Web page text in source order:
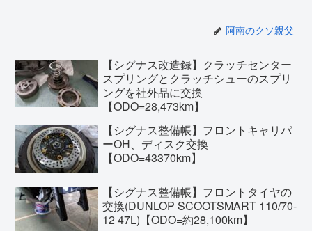
阿南のクソ親父
【シグナス改造録】クラッチセンター
スプリングとクラッチシューのスプリ
ングを社外品に交換
【ODO=28,473km】
【シグナス整備帳】フロントキャリパ
ーOH、ディスク交換
【ODO=43370km】
【シグナス整備帳】フロントタイヤの
交換(DUNLOP SCOOTSMART 110/70-
12 47L)【ODO=約28,100km】